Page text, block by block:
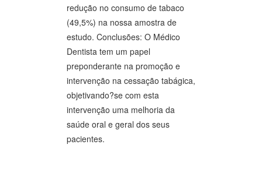
redução no consumo de tabaco
(49,5%) na nossa amostra de
estudo. Conclusões: O Médico
Dentista tem um papel
preponderante na promoção e
intervenção na cessação tabágica,
objetivando?se com esta
intervenção uma melhoria da
saúde oral e geral dos seus
pacientes.